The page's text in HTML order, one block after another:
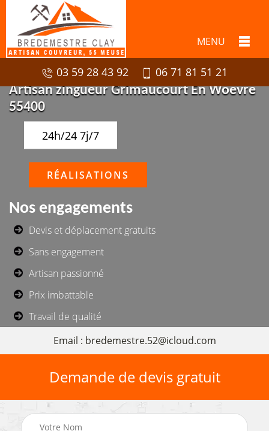
MENU
03 59 28 43 92
06 71 81 51 21
Artisan zingueur Grimaucourt En Woevre
55400
24h/24 7j/7
RÉALISATIONS
Nos engagements
Devis et déplacement gratuits
Sans engagement
Artisan passionné
Prix imbattable
Travail de qualité
Email : bredemestre.52@icloud.com
Demande de devis gratuit